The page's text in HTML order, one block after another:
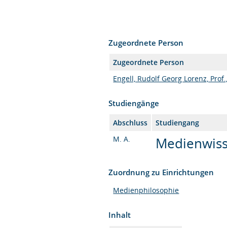
Zugeordnete Person
Zugeordnete Person
Engell, Rudolf Georg Lorenz,
Studiengänge
Abschluss
Studiengang
M. A.
Zuordnung zu Einrichtungen
Medienphilosophie
Inhalt